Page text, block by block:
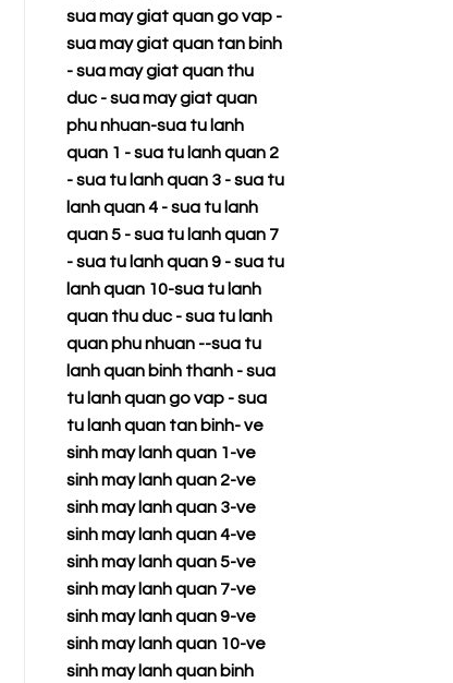
sua may giat quan go vap-
sua may giat quan tan binh
-sua may giat quan thu
duc-sua may giat quan
phu nhuan-sua tu lanh
quan 1 -sua tu lanh quan 2
-sua tu lanh quan 3-sua tu
lanh quan 4-sua tu lanh
quan 5-sua tu lanh quan 7
-sua tu lanh quan 9-sua tu
lanh quan 10-sua tu lanh
quan thu duc-sua tu lanh
quan phu nhuan--sua tu
lanh quan binh thanh-sua
tu lanh quan go vap-sua
tu lanh quan tan binh-ve
sinh may lanh quan 1-ve
sinh may lanh quan 2-ve
sinh may lanh quan 3-ve
sinh may lanh quan 4-ve
sinh may lanh quan 5-ve
sinh may lanh quan 7-ve
sinh may lanh quan 9-ve
sinh may lanh quan 10-ve
sinh may lanh quan binh